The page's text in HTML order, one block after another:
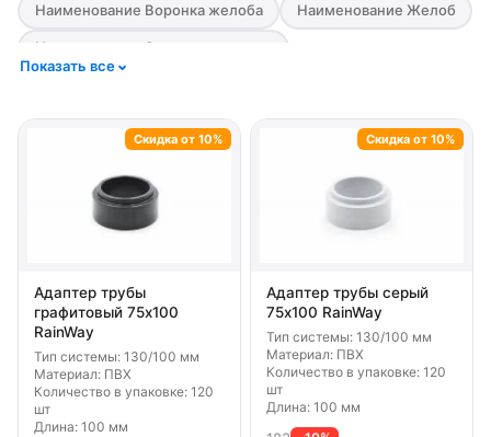
Наименование Воронка желоба Наименование Желоб
Наименование Заглушка воронки
Наименование Кронштейн желоба
Наименование Муфта желоба
Наименование Муфта трубы
Наименование Тройник трубы
Наименование Труба водосточная
Наименование Угол желоба
Наименование Удлинитель кронштейна желоба
Показать все
Адаптер трубы
графитовый 75х100
RainWay
Тип системы: 130/100 мм
Материал: ПВХ
Количество в упаковке: 120
шт
Длина: 100 мм
Скидка от 10%
Адаптер трубы серый
75х100 RainWay
Тип системы: 130/100 мм
Материал: ПВХ
Количество в упаковке: 120
шт
Длина: 100 мм
Скидка от 10%